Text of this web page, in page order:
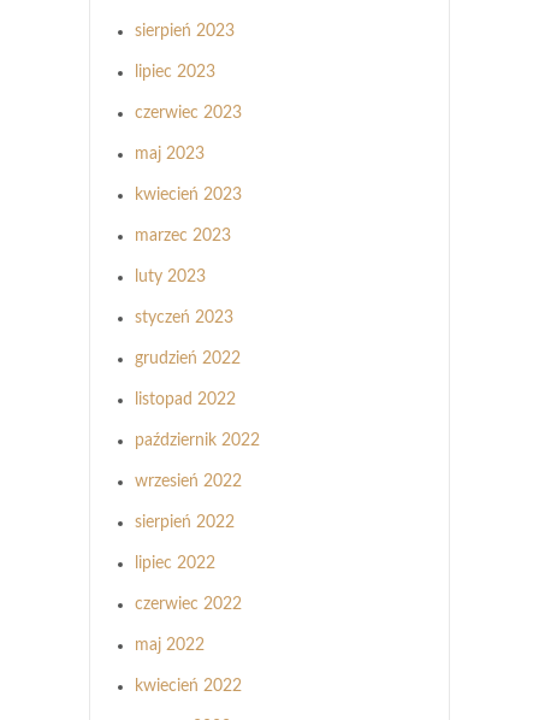
sierpień 2023
lipiec 2023
czerwiec 2023
maj 2023
kwiecień 2023
marzec 2023
luty 2023
styczeń 2023
grudzień 2022
listopad 2022
październik 2022
wrzesień 2022
sierpień 2022
lipiec 2022
czerwiec 2022
maj 2022
kwiecień 2022